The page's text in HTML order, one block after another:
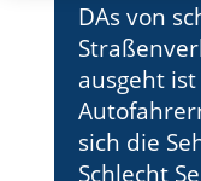
DAs von
ausgeht
sich die
Schlecht